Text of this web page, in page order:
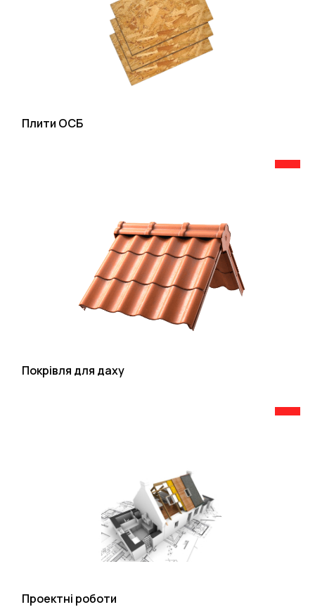
Плити ОСБ
Покрівля для даху
Проектні роботи